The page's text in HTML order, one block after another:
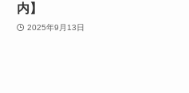
内】
2025年9月13日